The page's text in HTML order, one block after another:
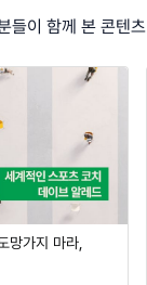
들이 함께 본 콘텐츠
망가지 마라,